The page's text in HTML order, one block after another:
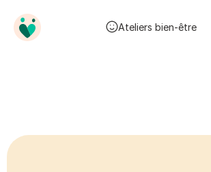
Ateliers bien-être